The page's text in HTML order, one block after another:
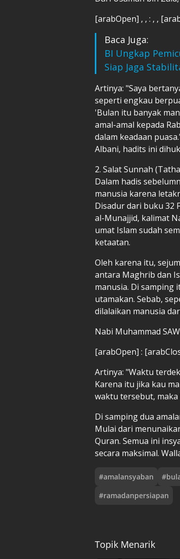
[arabOpen] , , : , ,
Baca Juga:
BI Ungkap
Siap Jaga
Artinya: "Saya
seperti engkau
'Bulan itu banyak
amal-amal kepada
dalam keadaan
Albani, hadits ini
2. Salat Sunnah
Dalam hadis
manusia karena
Disadur dari buku 32
al-Munajjid, kalimat
umat Islam sudah
ketaatan.
Oleh karena itu,
antara Maghrib dan
manusia. Di samping
utamakan. Sebab,
dilalaikan manusia
Nabi Muhammad
[arabOpen] :
Artinya: "Waktu
Karena itu jika kau
waktu tersebut, maka
Di samping dua
Mulai dari
Quran. Semua ini
secara maksimal.
#amalansyaban #
#ramadanpersiapan
Topik Menarik